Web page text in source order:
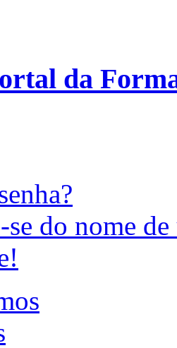
da
se do nome